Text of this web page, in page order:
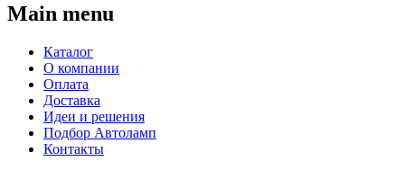
Main menu
Каталог
О компании
Оплата
Доставка
Идеи и решения
Подбор Автоламп
Контакты